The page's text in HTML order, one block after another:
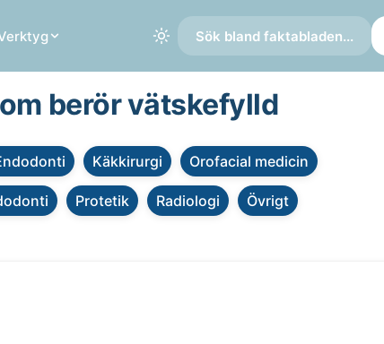
Sök bland faktabladen...
berör vätskefylld
Käkkirurgi Orofacial medicin
Protetik Radiologi Övrigt